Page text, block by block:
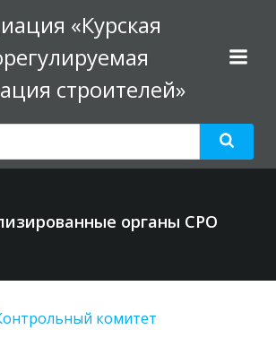
к
содержимому
«Курская
строителей»
органы СРО
комитет